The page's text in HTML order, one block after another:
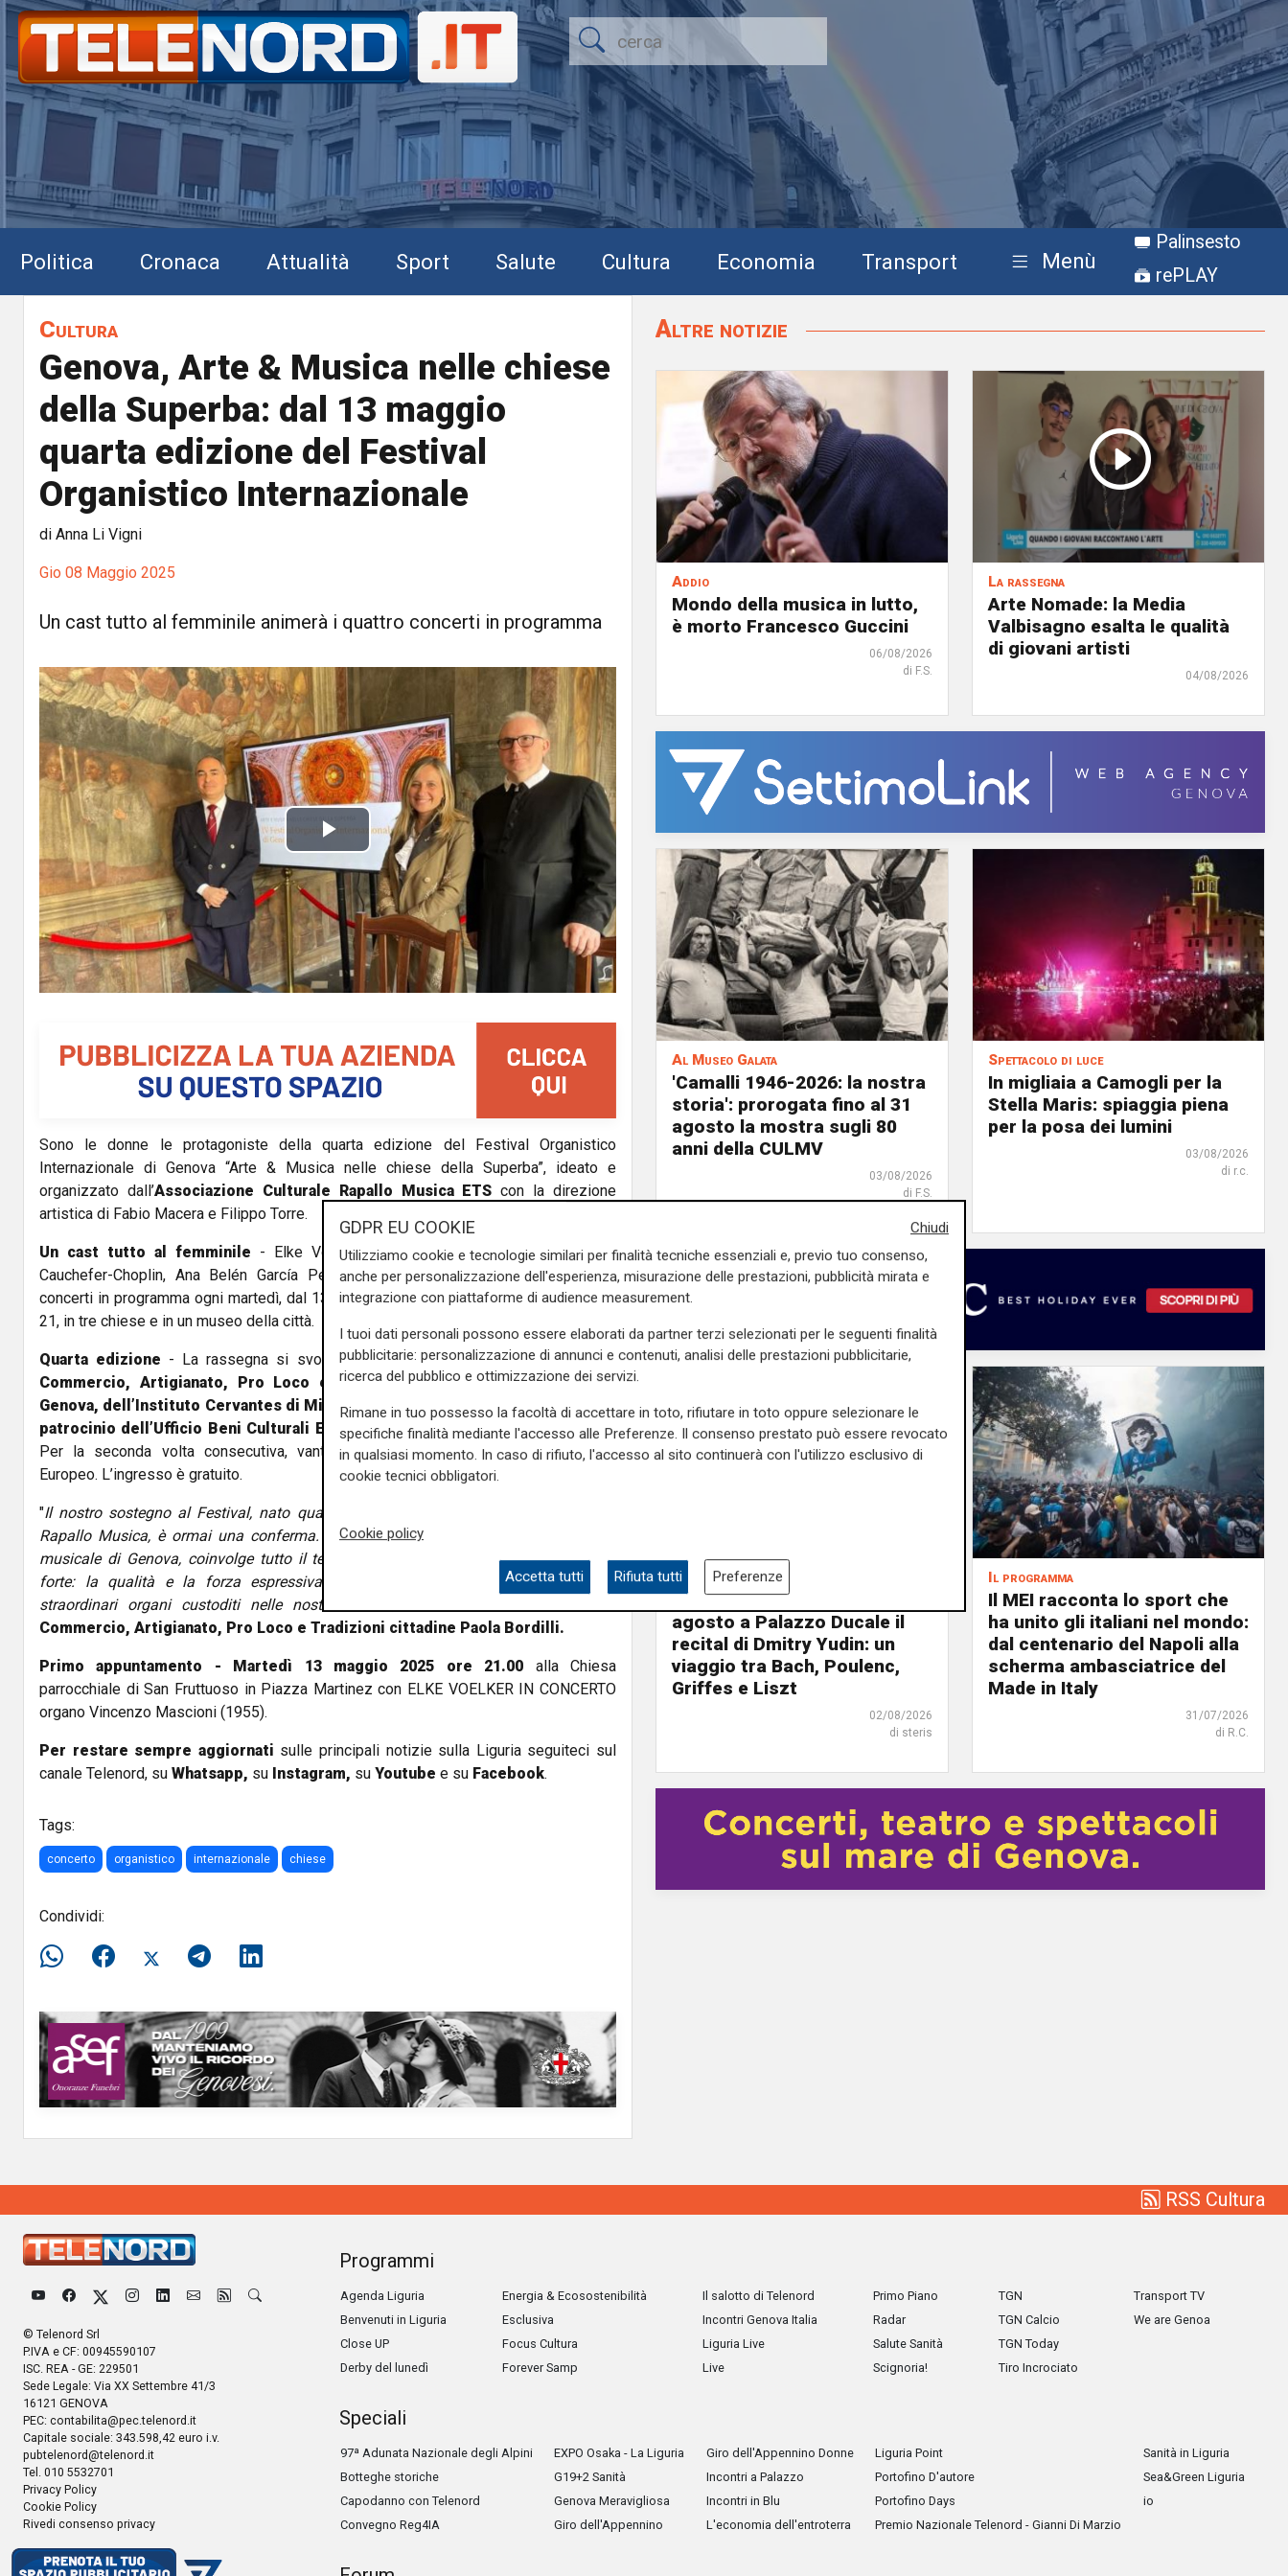
Politica Cronaca Attualità Sport Salute Cultura Economia Transport Menù
Palinsesto
rePLAY
Cultura
Genova, Arte & Musica nelle chiese
della Superba: dal 13 maggio
quarta edizione del Festival
Organistico Internazionale
di Anna Li Vigni
Gio 08 Maggio 2025
Un cast tutto al femminile animerà i quattro concerti in programma
P
l
a
y
i
e
o
Sono le donne le protagoniste della quarta edizione del Festival Organistico
Internazionale di Genova “Arte & Musica nelle chiese della Superba”, ideato e
organizzato dall’Associazione Culturale Rapallo Musica ETScon la direzione
artistica di Fabio Macera e Filippo Torre.
Un cast tutto al femminile - Elke Voelker, Ilaria Centorrino, Sophie-Véronique
Cauchefer-Choplin, Ana Belén García Pérez e Leticia Vergara, animerà i quattro
concerti in programma ogni martedì, dal 13 maggio al 3 giugno 2025, sempre alle ore
21, in tre chiese e in un museo della città.
Quarta edizione - La rassegna si svolge con il sostegnodell’Assessorato al
Commercio, Artigianato, Pro Loco e Tradizioni cittadine del Comune di
Genova, dell’Instituto Cervantes di Milano e del Centro Latte Rapallo, e con il
patrocinio dell’Ufficio Beni Culturali Ecclesiastici dell’Arcidiocesi di Genova.
Per la seconda volta consecutiva, vanta anche l’alto patrocinio del Parlamento
Europeo. L’ingresso è gratuito.
"Il nostro sostegno al Festival, nato quattro anni fa su proposta dell’Associazione
Rapallo Musica, è ormai una conferma. È un progetto che valorizza la vocazione
musicale di Genova, coinvolge tutto il territorio cittadino e propone un messaggio
forte: la qualità e la forza espressiva delle musiciste che daranno voce agli
straordinari organi custoditi nelle nostre chiese
Commercio, Artigianato, Pro Loco e Tradizioni cittadine Paola Bordilli.
Primo appuntamento - Martedì 13 maggio 2025 ore 21.00 alla Chiesa
parrocchiale di San Fruttuoso in Piazza Martinez con ELKE VOELKER IN CONCERTO
organo Vincenzo Mascioni (1955).
Per restare sempre aggiornati sulle principali notizie sulla Liguria seguiteci sul
canale Telenord, su Whatsapp, su Instagram, su Youtube e su Facebook.
Tags:
concerto organistico internazionale chiese
Condividi:
Altre notizie
Addio
Mondo della musica in lutto,
è morto Francesco Guccini
06/08/2026
di F.S.
La rassegna
Arte Nomade: la Media
Valbisagno esalta le qualità
di giovani artisti
04/08/2026
Al Museo Galata
'Camalli 1946-2026: la nostra
storia': prorogata fino al 31
agosto la mostra sugli 80
anni della CULMV
03/08/2026
di F.S.
Spettacolo di luce
In migliaia a Camogli per la
Stella Maris: spiaggia piena
per la posa dei lumini
03/08/2026
di r.c.
L'artista
GOG, Notturni en plein air, il 6
agosto a Palazzo Ducale il
recital di Dmitry Yudin: un
viaggio tra Bach, Poulenc,
Griffes e Liszt
02/08/2026
di steris
Il programma
Il MEI racconta lo sport che
ha unito gli italiani nel mondo:
dal centenario del Napoli alla
scherma ambasciatrice del
Made in Italy
31/07/2026
di R.C.
RSS Cultura
© Telenord Srl
P.IVA e CF: 00945590107
ISC. REA - GE: 229501
Sede Legale: Via XX Settembre 41/3
16121 GENOVA
PEC: contabilita@pec.telenord.it
Capitale sociale: 343.598,42 euro i.v.
pubtelenord@telenord.it
Tel. 010 5532701
Privacy Policy
Cookie Policy
Rivedi consenso privacy
Programmi
Agenda Liguria
Benvenuti in Liguria
Close UP
Derby del lunedì
Energia & Ecosostenibilità
Esclusiva
Focus Cultura
Forever Samp
Il salotto di Telenord
Incontri Genova Italia
Liguria Live
Live
Primo Piano
Radar
Salute Sanità
Scignoria!
TGN
TGN Calcio
TGN Today
Tiro Incrociato
Transport TV
We are Genoa
Speciali
97ª Adunata Nazionale degli Alpini
Botteghe storiche
Capodanno con Telenord
Convegno Reg4IA
EXPO Osaka - La Liguria
G19+2 Sanità
Genova Meravigliosa
Giro dell'Appennino
Giro dell'Appennino Donne
Incontri a Palazzo
Incontri in Blu
L'economia dell'entroterra
Liguria Point
Portofino D'autore
Portofino Days
Premio Nazionale Telenord - Gianni Di Marzio
Sanità in Liguria
Sea&Green Liguria
io
Chiudi
GDPR EU COOKIE
Utilizziamo cookie e tecnologie similari per finalità tecniche essenziali e, previo tuo consenso,
anche per personalizzazione dell'esperienza, misurazione delle prestazioni, pubblicità mirata e
integrazione con piattaforme di audience measurement.
I tuoi dati personali possono essere elaborati da partner terzi selezionati per le seguenti finalità
pubblicitarie: personalizzazione di annunci e contenuti, analisi delle prestazioni pubblicitarie,
ricerca del pubblico e ottimizzazione dei servizi.
Rimane in tuo possesso la facoltà di accettare in toto, rifiutare in toto oppure selezionare le
specifiche finalità mediante l'accesso alle Preferenze. Il consenso prestato può essere revocato
in qualsiasi momento. In caso di rifiuto, l'accesso al sito continuerà con l'utilizzo esclusivo di
cookie tecnici obbligatori.
Cookie policy
Accetta tutti Rifiuta tutti Preferenze